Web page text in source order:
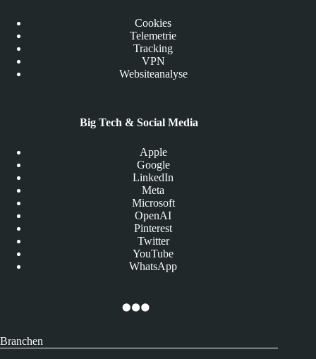
Cookies
Telemetrie
Tracking
VPN
Websiteanalyse
Big Tech & Social Media
Apple
Google
LinkedIn
Meta
Microsoft
OpenAI
Pinterest
Twitter
YouTube
WhatsApp
Branchen